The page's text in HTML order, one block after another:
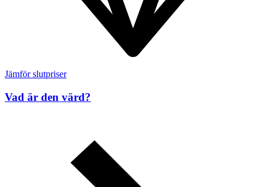
Jämför slutpriser
Vad är den värd?